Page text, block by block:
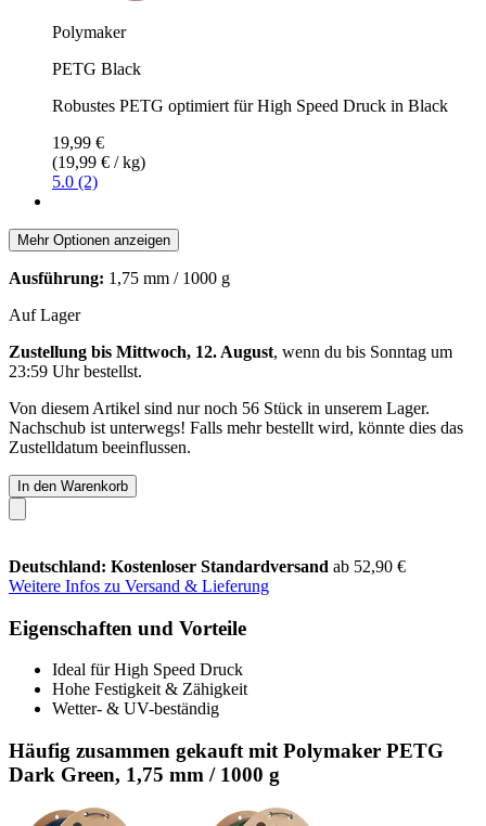
Polymaker
PETG Black
Robustes PETG optimiert für High Speed Druck in Black
19,99 €
(19,99 € / kg)
5.0 (2)
Mehr Optionen anzeigen
Ausführung: 1,75 mm / 1000 g
Auf Lager
Zustellung bis Mittwoch, 12. August, wenn du bis Sonntag um
23:59 Uhrbestellst.
Von diesem Artikel sind nur noch 56 Stück in unserem Lager.
Nachschub ist unterwegs! Falls mehr bestellt wird, könnte dies das
Zustelldatum beeinflussen.
In den Warenkorb
Deutschland: Kostenloser Standardversand ab 52,90 €
Weitere Infos zu Versand & Lieferung
Eigenschaften und Vorteile
Ideal für High Speed Druck
Hohe Festigkeit & Zähigkeit
Wetter- & UV-beständig
Häufig zusammen gekauft mit Polymaker PETG
Dark Green, 1,75 mm / 1000 g